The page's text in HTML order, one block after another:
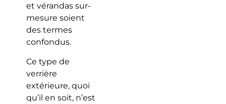
et vérandas sur-
mesure soient
des termes
confondus.
Ce type de
verrière
extérieure, quoi
qu’il en soit, n’est